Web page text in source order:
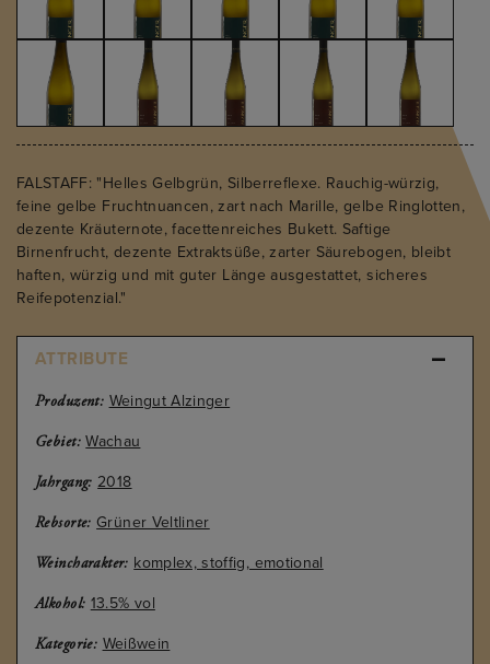
FALSTAFF: "Helles Gelbgrün, Silberreflexe. Rauchig-würzig,
feine gelbe Fruchtnuancen, zart nach Marille, gelbe Ringlotten,
dezente Kräuternote, facettenreiches Bukett. Saftige
Birnenfrucht, dezente Extraktsüße, zarter Säurebogen, bleibt
haften, würzig und mit guter Länge ausgestattet, sicheres
Reifepotenzial."
ATTRIBUTE
Produzent: Weingut Alzinger
Gebiet: Wachau
Jahrgang: 2018
Rebsorte: Grüner Veltliner
Weincharakter: komplex, stoffig, emotional
Alkohol: 13.5% vol
Kategorie: Weißwein